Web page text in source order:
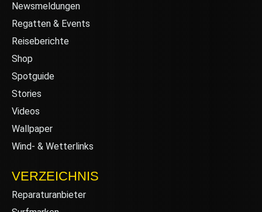
Newsmeldungen
Regatten & Events
Reiseberichte
Shop
Spotguide
Stories
Videos
Wallpaper
Wind- & Wetterlinks
VERZEICHNIS
Reparaturanbieter